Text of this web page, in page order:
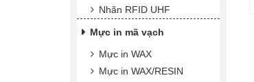
Nhãn RFID UHF
Mực in mã vạch
Mực in WAX
Mực in WAX/RESIN